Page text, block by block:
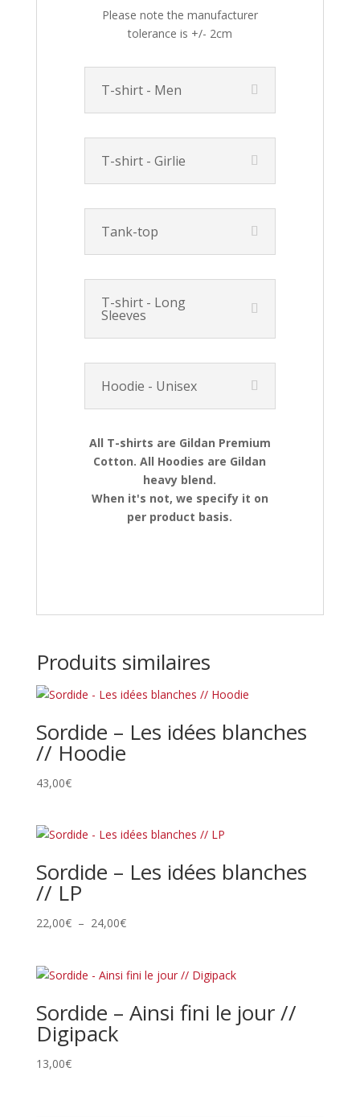
Please note the manufacturer
tolerance is +/- 2cm
T-shirt - Men
T-shirt - Girlie
Tank-top
T-shirt - Long
Sleeves
Hoodie - Unisex
All T-shirts are Gildan Premium
Cotton. All Hoodies are Gildan
heavy blend.
When it's not, we specify it on
per product basis.
Produits similaires
Sordide – Les idées blanches
// Hoodie
43,00€
Sordide – Les idées blanches
// LP
22,00€ – 24,00€Plage
22,00€
24,00€
Sordide – Ainsi fini le jour //
Digipack
13,00€